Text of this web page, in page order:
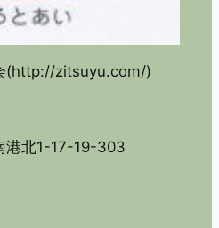
(http://zitsuyu.com/)
港北1-17-19-303